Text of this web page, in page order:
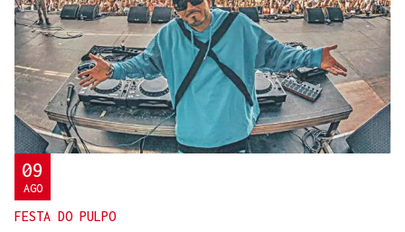
09
AGO
FESTA DO PULPO